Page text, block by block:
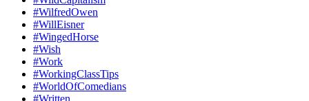
#WilfredOwen
#WillEisner
#WingedHorse
#Wish
#Work
#WorkingClassTips
#WorldOfComedians